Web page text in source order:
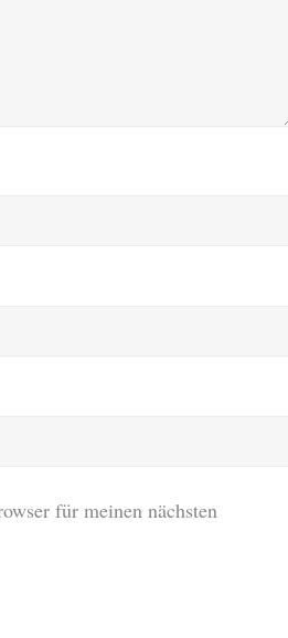
für meinen nächsten